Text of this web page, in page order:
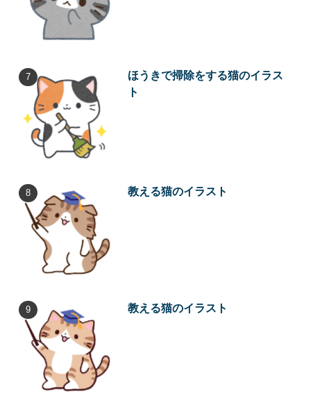
ほうきで掃除をする猫のイラス
ト
教える猫のイラスト
教える猫のイラスト